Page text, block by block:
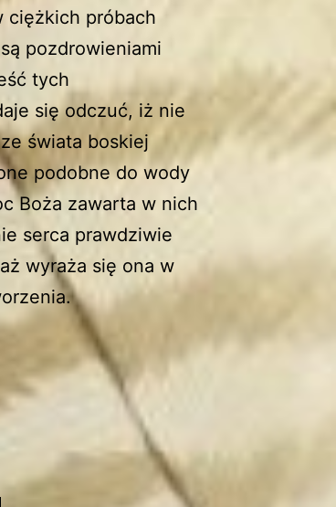
ciężkich próbach
pozdrowieniami
tych
się odczuć, iż nie
świata boskiej
podobne do wody
Boża zawarta w nich
serca prawdziwie
wyraża się ona w